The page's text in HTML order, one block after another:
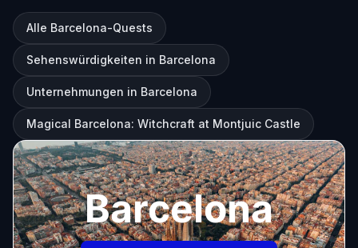
Alle Barcelona-Quests
Sehenswürdigkeiten in Barcelona
Unternehmungen in Barcelona
Magical Barcelona: Witchcraft at Montjuic Castle
Barcelona